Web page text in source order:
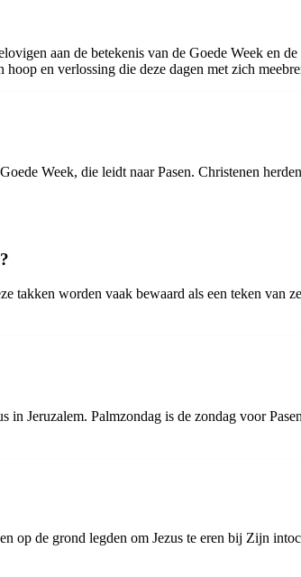
aan de betekenis van de Goede Week en
en verlossing die deze dagen met zich
Week, die leidt naar Pasen. Christenen
worden vaak bewaard als een teken van
Jeruzalem. Palmzondag is de zondag voor
op de grond legden om Jezus te eren bij Zijn